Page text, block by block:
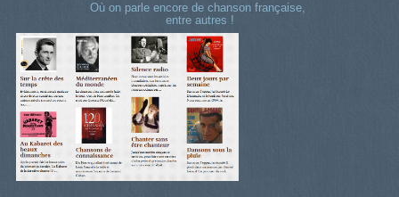
Où on parle encore de chanson française,
entre autres !